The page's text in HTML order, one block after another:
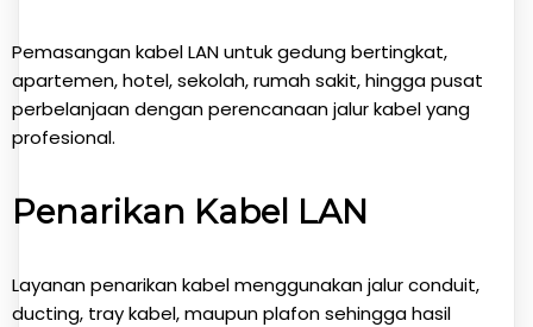
Pemasangan kabel LAN untuk gedung bertingkat,
apartemen, hotel, sekolah, rumah sakit, hingga pusat
perbelanjaan dengan perencanaan jalur kabel yang
profesional.
Penarikan Kabel LAN
Layanan penarikan kabel menggunakan jalur conduit,
ducting, tray kabel, maupun plafon sehingga hasil